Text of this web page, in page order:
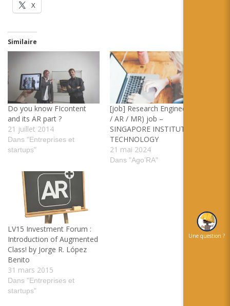
X
Similaire
Do you know FIcontent
and its AR part ?
21 juillet 2014
Dans "Entreprises et
startups"
[job] Research Engineer (VR
/ AR / MR) job –
SINGAPORE INSTITUTE OF
TECHNOLOGY
21 mai 2024
Dans "Ago’RA"
LV15 Investment Forum :
Introduction of Augmented
Class! by Jorge R. López
Benito
31 mars 2015
Dans "Entreprises et
startups"
Une question ?